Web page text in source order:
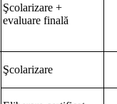
Şcolarizare +
evaluare finală
Şcolarizare